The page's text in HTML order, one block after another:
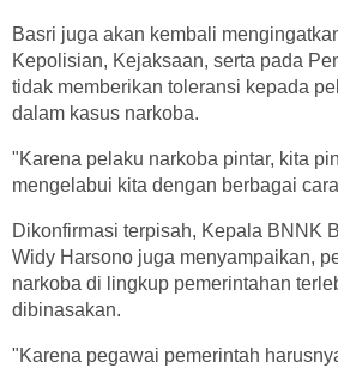
Basri juga akan kembali
Kepolisian, Kejaksaan, serta pada
tidak memberikan toleransi kepada
dalam kasus narkoba.
"Karena pelaku narkoba pintar, kita
mengelabui kita dengan berbagai
Dikonfirmasi terpisah, Kepala BNNK
Widy Harsono juga menyampaikan,
narkoba di lingkup pemerintahan
dibinasakan.
"Karena pegawai pemerintah